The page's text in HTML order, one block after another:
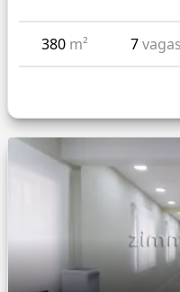
380 m² 7vagas